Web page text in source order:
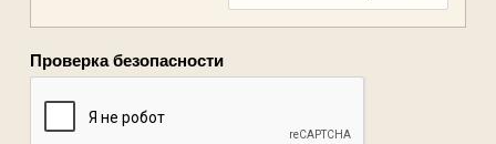
Проверка безопасности